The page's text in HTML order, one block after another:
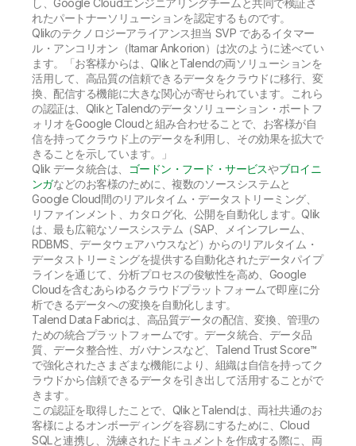
し、Google Cloudエンジニアリングチームと共同で検証さ
れたパートナーソリューションを認定するものです。
Qlikのテクノロジーアライアンス担当 SVP であるイタマー
ル・アンコリオン（Itamar Ankorion）は次のように述べてい
ます。「お客様からは、QlikとTalendの両ソリューションを
活用して、高品質の信頼できるデータをクラウドに移行、変
換、配信する機能に大きな関心が寄せられています。これら
の認証は、QlikとTalendのデータソリューション・ポートフ
ォリオをGoogle Cloudと組み合わせることで、お客様が自
信を持ってクラウド上のデータを利用し、その効果を拡大で
きることを示しています。」
Qlik データ統合は、
ゴードン・フード・サービスやブロイニ
ンガなどのお客様のために、複数のソースシステムと
Google Cloud間のリアルタイム・データストリーミング、
リファインメント、カタログ化、公開を自動化します。Qlik
は、最も広範なソースシステム（SAP、メインフレーム、
RDBMS、データウェアハウスなど）からのリアルタイム・
データストリーミングを提供する自動化されたデータパイプ
ラインを通じて、分析プロセスの俊敏性を高め、Google
Cloudを含むあらゆるクラウドプラットフォームで即座に分
析できるデータへの変換を自動化します。
Talend Data Fabricは、高品質データの配信、変換、管理の
ための統合プラットフォームです。データ統合、データ品
質、データ整合性、ガバナンスなど、Talend Trust Score™
で強化されたさまざまな機能により、組織は自信を持ってク
ラウドから信頼できるデータを引き出して活用することがで
きます。
この認証を取得したことで、QlikとTalendは、両社共通のお
客様によるオンボーディングを容易にするために、Cloud
SQLと連携し、洗練されたドキュメントを作成する際に、両